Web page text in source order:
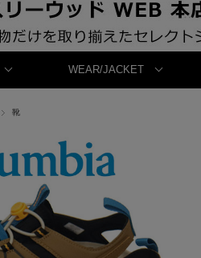
WEAR/JACKET
靴